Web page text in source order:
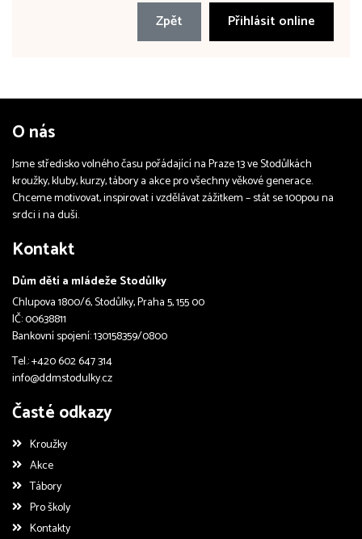
Přihlásit online
Zpět
O nás
Jsme středisko volného času pořádající na Praze 13 ve Stodůlkách
kroužky, kluby, kurzy, tábory a akce pro všechny věkové generace.
Chceme motivovat, inspirovat i vzdělávat zážitkem – stát se 100pou na
srdci i na duši.
Kontakt
Dům dětí a mládeže Stodůlky
Chlupova 1800/6, Stodůlky, Praha 5, 155 00
IČ: 00638811
Bankovní spojení: 130158359/0800
Tel.: +420 602 647 314
info@ddmstodulky.cz
Časté odkazy
Kroužky
Akce
Tábory
Pro školy
Kontakty